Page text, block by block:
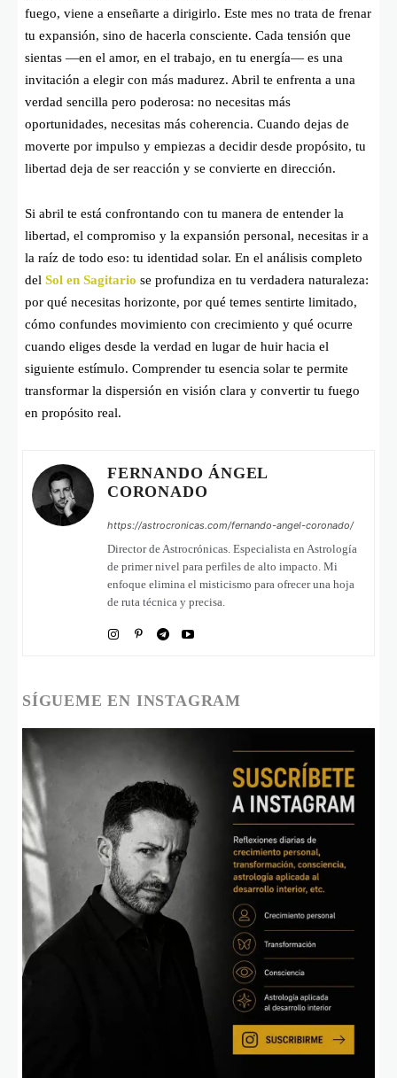
fuego, viene a enseñarte a dirigirlo. Este mes no trata de frenar
tu expansión, sino de hacerla consciente. Cada tensión que
sientas —en el amor, en el trabajo, en tu energía— es una
invitación a elegir con más madurez. Abril te enfrenta a una
verdad sencilla pero poderosa: no necesitas más
oportunidades, necesitas más coherencia. Cuando dejas de
moverte por impulso y empiezas a decidir desde propósito, tu
libertad deja de ser reacción y se convierte en dirección.
Si abril te está confrontando con tu manera de entender la
libertad, el compromiso y la expansión personal, necesitas ir a
la raíz de todo eso: tu identidad solar. En el análisis completo
del Sol en Sagitario se profundiza en tu verdadera naturaleza:
por qué necesitas horizonte, por qué temes sentirte limitado,
cómo confundes movimiento con crecimiento y qué ocurre
cuando eliges desde la verdad en lugar de huir hacia el
siguiente estímulo. Comprender tu esencia solar te permite
transformar la dispersión en visión clara y convertir tu fuego
en propósito real.
FERNANDO ÁNGEL
CORONADO
https://astrocronicas.com/fernando-angel-coronado/
Director de Astrocrónicas. Especialista en Astrología
de primer nivel para perfiles de alto impacto. Mi
enfoque elimina el misticismo para ofrecer una hoja
de ruta técnica y precisa.
SÍGUEME EN INSTAGRAM